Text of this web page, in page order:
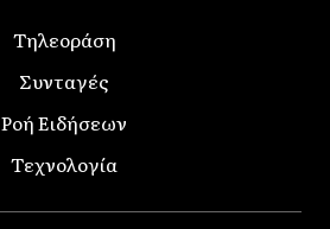
Τηλεοράση
Συνταγές
Ροή Ειδήσεων
Τεχνολογία